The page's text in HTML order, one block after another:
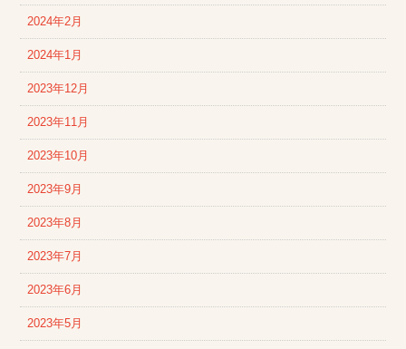
2024年2月
2024年1月
2023年12月
2023年11月
2023年10月
2023年9月
2023年8月
2023年7月
2023年6月
2023年5月